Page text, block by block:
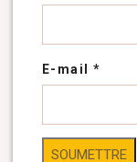
E-mail *